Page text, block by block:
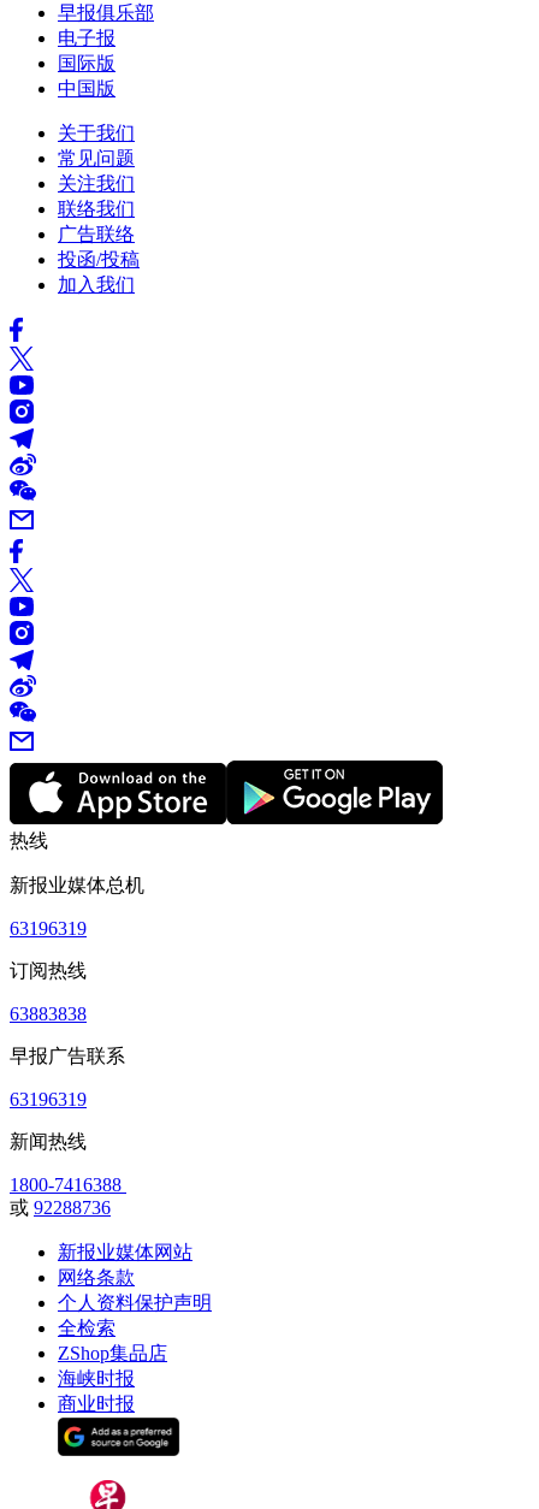
早报俱乐部
电子报
国际版
中国版
关于我们
常见问题
关注我们
联络我们
广告联络
投函/投稿
加入我们
热线
新报业媒体总机
63196319
订阅热线
63883838
早报广告联系
63196319
新闻热线
1800-7416388
或 92288736
新报业媒体网站
网络条款
个人资料保护声明
全检索
ZShop集品店
海峡时报
商业时报